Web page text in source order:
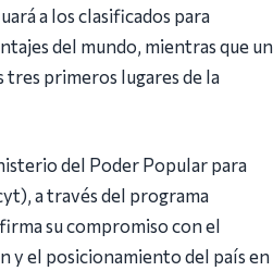
a los clasificados para
del mundo, mientras que un
tres primeros lugares de la
del Poder Popular para
a través del programa
su compromiso con el
y el posicionamiento del país en